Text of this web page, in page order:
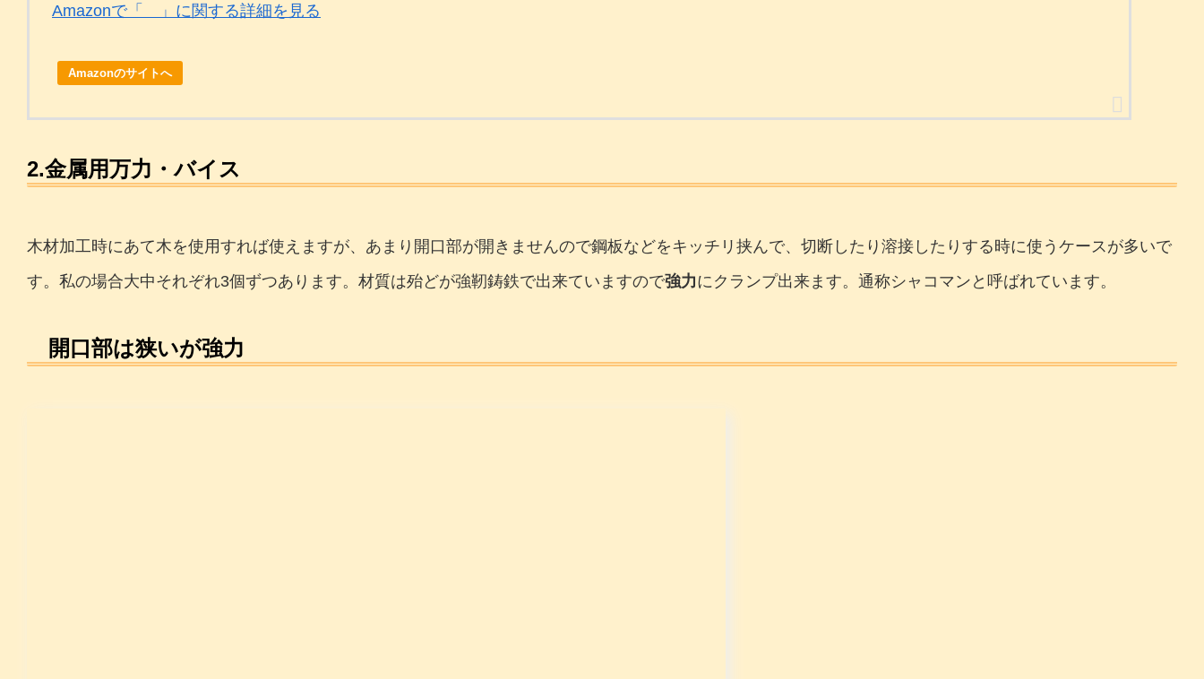
Amazonで「 」に関する詳細を見る
Amazonのサイトへ
2.金属用万力・バイス
木材加工時にあて木を使用すれば使えますが、あまり開口部が開きませんので鋼板などをキッチリ挟んで、切断したり溶接したりする時に使うケースが多いで
す。私の場合大中それぞれ3個ずつあります。材質は殆どが強靭鋳鉄で出来ていますので強力にクランプ出来ます。通称シャコマンと呼ばれています。
開口部は狭いが強力